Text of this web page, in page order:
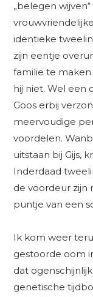
„belegen
identieke
zijn eentje
familie te
hij niet. Wel een
Goos erbij
meervoudige
voordelen.
uitstaan bij Gijs,
Inderdaad
de voordeur zijn
puntje van een
Ik kom weer
gestoorde oom
dat
genetische